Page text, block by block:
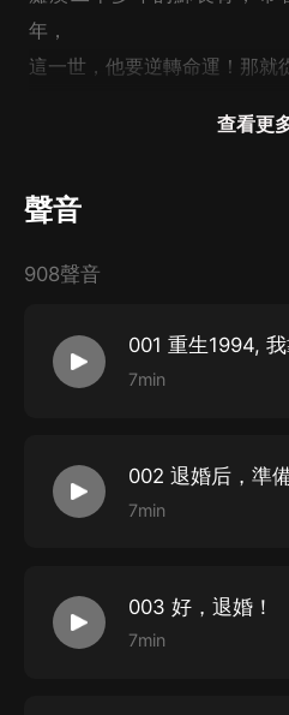
年，
這一世，他要逆轉命運！那就
帶領全家人發家致富，過上富
查看更
聲音
908聲音
001 重生1994,
7min
002 退婚后，準
7min
003 好，退婚！
7min